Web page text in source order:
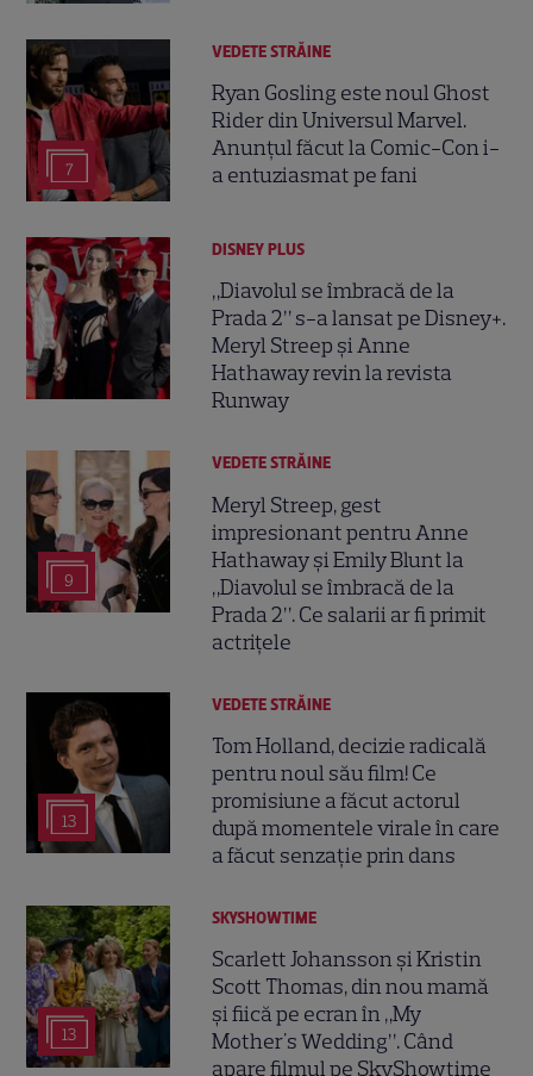
7
VEDETE STRĂINE
Ryan Gosling este noul Ghost
Rider din Universul Marvel.
Anunțul făcut la Comic-Con i-
a entuziasmat pe fani
DISNEY PLUS
„Diavolul se îmbracă de la
Prada 2” s-a lansat pe Disney+.
Meryl Streep și Anne
Hathaway revin la revista
Runway
9
VEDETE STRĂINE
Meryl Streep, gest
impresionant pentru Anne
Hathaway și Emily Blunt la
„Diavolul se îmbracă de la
Prada 2”. Ce salarii ar fi primit
actrițele
13
VEDETE STRĂINE
Tom Holland, decizie radicală
pentru noul său film! Ce
promisiune a făcut actorul
după momentele virale în care
a făcut senzație prin dans
13
SKYSHOWTIME
Scarlett Johansson și Kristin
Scott Thomas, din nou mamă
și fiică pe ecran în „My
Mother's Wedding”. Când
apare filmul pe SkyShowtime